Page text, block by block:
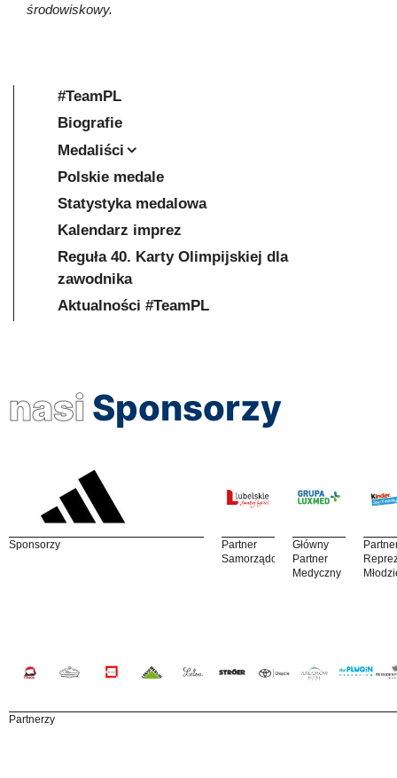
środowiskowy.
#TeamPL
Biografie
Medaliści
Polskie medale
Statystyka medalowa
Kalendarz imprez
Reguła 40. Karty Olimpijskiej dla
zawodnika
Aktualności #TeamPL
nasi Sponsorzy
Sponsorzy
Partner
Samorządowy
Główny
Partner
Medyczny
Partnerzy